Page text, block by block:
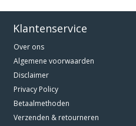
Klantenservice
Over ons
Algemene voorwaarden
Disclaimer
Privacy Policy
Betaalmethoden
Verzenden & retourneren